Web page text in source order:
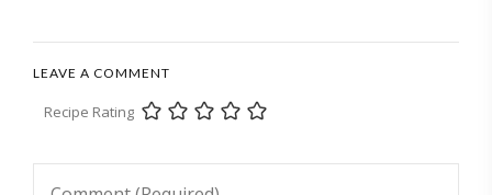
LEAVE A COMMENT
Recipe Rating